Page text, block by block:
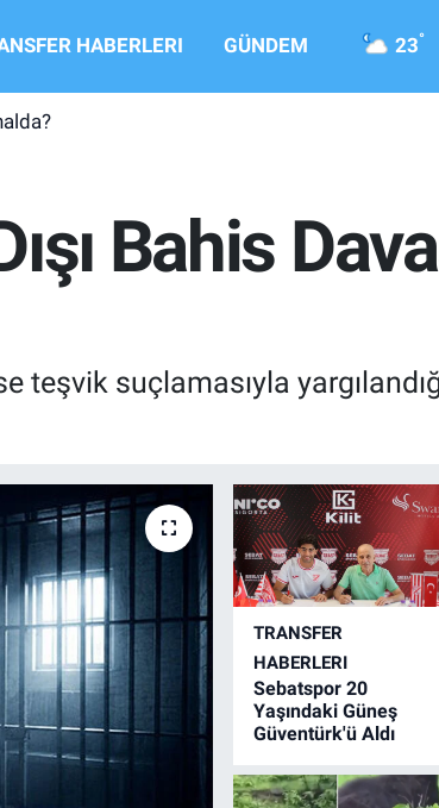
HABERLERI GÜNDEM 23°
Bahis
teşvik suçlamasıyla
TRANSFER
HABERLERI
Sebatspor 20
Yaşındaki Güneş
Güventürk'ü Aldı